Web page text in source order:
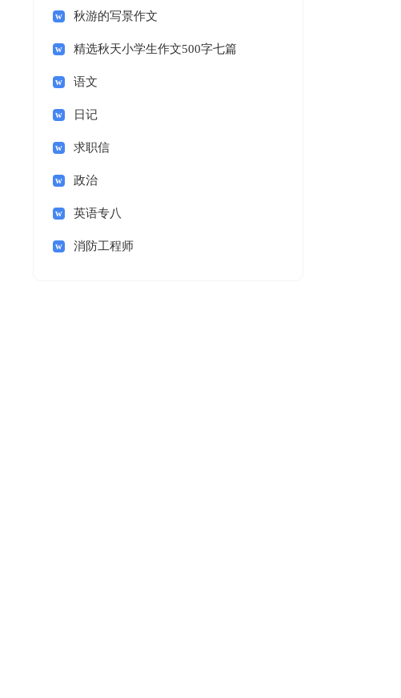
秋游的写景作文
精选秋天小学生作文500字七篇
语文
日记
求职信
政治
英语专八
消防工程师